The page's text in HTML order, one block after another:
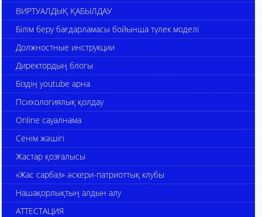
ВИРТУАЛДЫҚ ҚАБЫЛДАУ
Білім беру бағдарламасы бойынша түлек моделі
Должностные инструкции
Директордың блогы
Біздің youtube арна
Психологиялық қолдау
Online сауалнама
Сенім жәшігі
Жастар қозғалысы
«Жас сарбаз» әскери-патриоттық клубы
Нашақорлықтың алдын алу
АТТЕСТАЦИЯ